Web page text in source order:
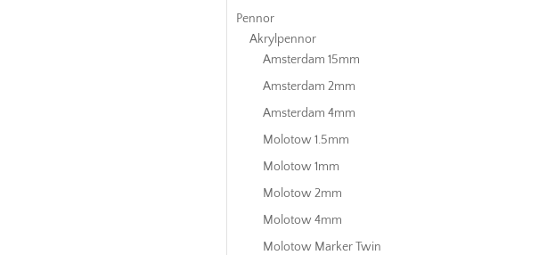
Pennor
Akrylpennor
Amsterdam 15mm
Amsterdam 2mm
Amsterdam 4mm
Molotow 1.5mm
Molotow 1mm
Molotow 2mm
Molotow 4mm
Molotow Marker Twin